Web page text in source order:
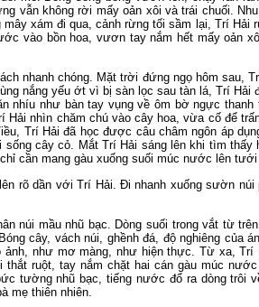
vẫn không rời mấy oản xôi và trái chuối.
xám đi qua, cảnh rừng tối sầm lại, Trí Hải
vào bồn hoa, vươn tay nắm hết mấy oản
nhanh chóng. Mặt trời đứng ngọ hôm sau,
nắng yếu ớt vì bị sàn lọc sau tàn lá, Trí Hải
nhíu như bàn tay vụng về ôm bờ ngực thanh
nhìn chăm chú vào cây hoa, vừa cố để
Trí Hải đã học được câu châm ngôn áp
cây cỏ. Mắt Trí Hải sáng lên khi tìm
cần mang gàu xuống suối múc nước lên
rõ dần với Trí Hải. Đi nhanh xuống sườn
núi mầu nhũ bạc. Dòng suối trong vắt từ
cây, vách núi, ghềnh đá, độ nghiêng của
như mơ màng, như hiện thực. Từ xa, Trí
ruột, tay nắm chặt hai cán gàu múc
tường nhũ bạc, tiếng nước đổ ra dòng trôi
mẹ thiên nhiên.